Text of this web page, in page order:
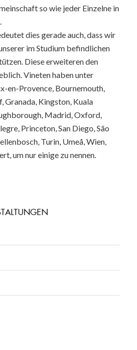
so wie jeder Einzelne in
dies gerade auch, dass wir
im Studium befindlichen
Diese erweiteren den
Vineten haben unter
en-Provence, Bournemouth,
Granada, Kingston, Kuala
Madrid, Oxford,
Princeton, San Diego, São
Turin, Umeå, Wien,
um nur einige zu nennen.